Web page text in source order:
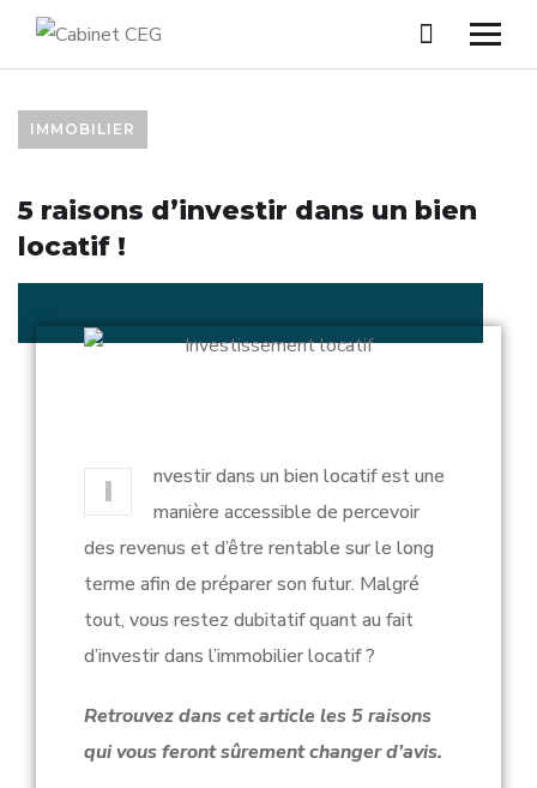
IMMOBILIER
5 raisons d’investir dans un bien
locatif !
I
nvestir dans un bien locatif est une
manière accessible de percevoir
des revenus et d’être rentable sur le long
terme afin de préparer son futur. Malgré
tout, vous restez dubitatif quant au fait
d’investir dans l’immobilier locatif ?
Retrouvez dans cet article les 5 raisons
qui vous feront sûrement changer d’avis.